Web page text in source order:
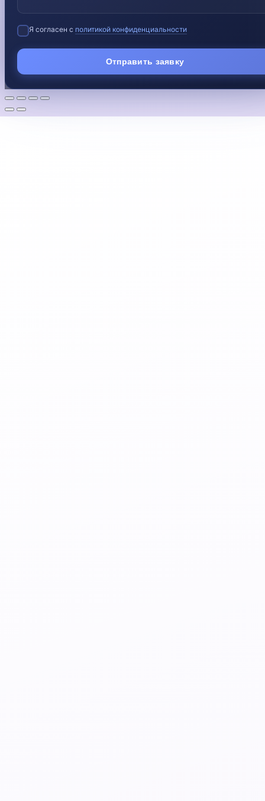
Я согласен с политикой конфиденциальности
Отправить заявку